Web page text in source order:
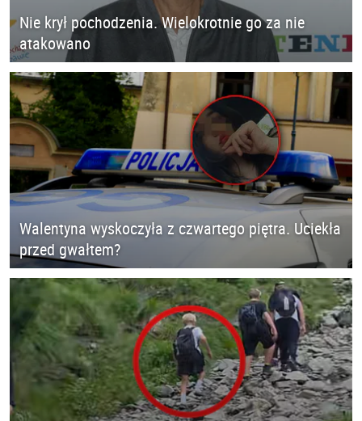
Nie krył pochodzenia. Wielokrotnie go za nie
atakowano
Walentyna wyskoczyła z czwartego piętra. Uciekła
przed gwałtem?